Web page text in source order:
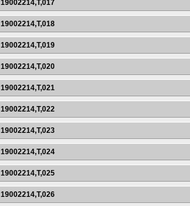
19002214,T,017
19002214,T,018
19002214,T,019
19002214,T,020
19002214,T,021
19002214,T,022
19002214,T,023
19002214,T,024
19002214,T,025
19002214,T,026